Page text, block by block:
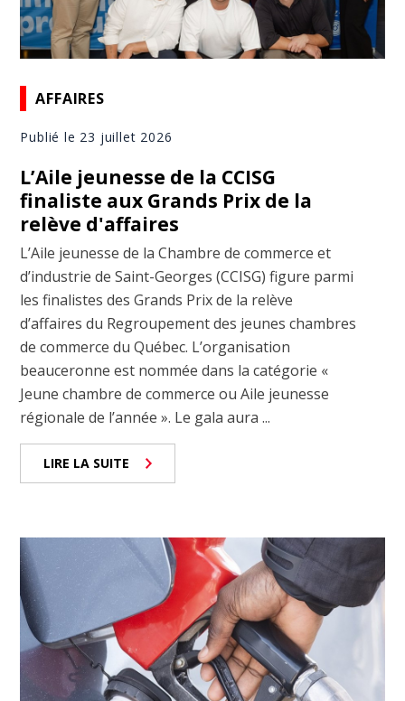
AFFAIRES
Publié le 23 juillet 2026
L’Aile jeunesse de la CCISG
finaliste aux Grands Prix de la
relève d'affaires
L’Aile jeunesse de la Chambre de commerce et
d’industrie de Saint-Georges (CCISG) figure parmi
les finalistes des Grands Prix de la relève
d’affaires du Regroupement des jeunes chambres
de commerce du Québec. L’organisation
beauceronne est nommée dans la catégorie «
Jeune chambre de commerce ou Aile jeunesse
régionale de l’année ». Le gala aura ...
LIRE LA SUITE